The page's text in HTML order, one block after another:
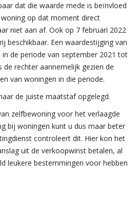
dat die waarde mede is beïnvloed
op dat moment direct
niet aan af. Ook op 7 februari 2022
beschikbaar. Een waardestijging van
in de periode van september 2021 tot
de rechter aannemelijk gezien de
van woningen in die periode.
de juiste maatstaf opgelegd.
zelfbewoning voor het verlaagde
bij woningen kunt u dus maar beter
controleert dit. Hier kon het
uit de verkoopwinst betalen, al
leukere bestemmingen voor hebben